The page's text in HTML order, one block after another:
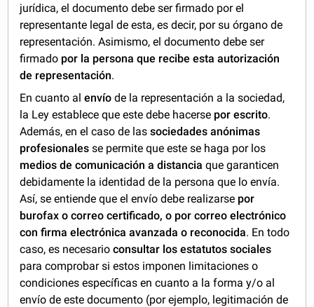
jurídica, el documento debe ser firmado por el
representante legal de esta, es decir, por su órgano de
representación. Asimismo, el documento debe ser
firmado por la persona que recibe esta autorización
de representación.
En cuanto alenvío de la representación a la sociedad,
la Ley establece que este debe hacerse por escrito.
Además, en el caso de lassociedades anónimas
profesionales se permite que este se haga por los
medios de comunicación a distancia que garanticen
debidamente la identidad de la persona que lo envía.
Así, se entiende que el envío debe realizarse por
burofax o correo certificado, o por correo electrónico
con firma electrónica avanzada o reconocida. En todo
caso, es necesarioconsultar los estatutos sociales
para comprobar si estos imponen limitaciones o
condiciones específicas en cuanto a la forma y/o al
envío de este documento (por ejemplo, legitimación de